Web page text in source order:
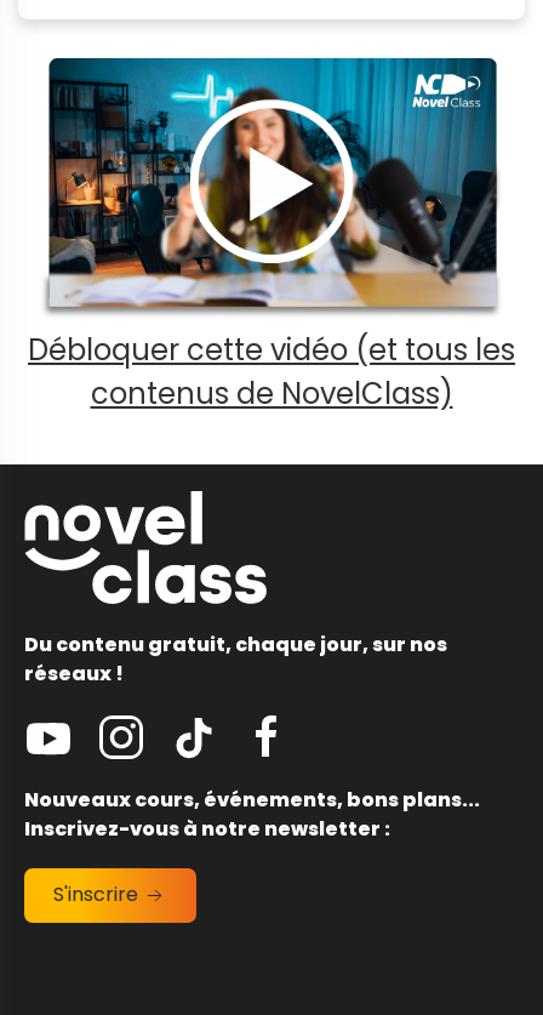
Débloquer cette vidéo (et tous les
contenus de NovelClass)
Du contenu gratuit, chaque jour, sur nos
réseaux !
Nouveaux cours, événements, bons plans...
Inscrivez-vous à notre newsletter :
S'inscrire